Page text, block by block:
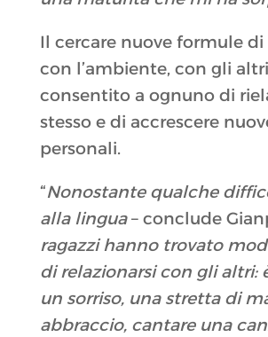
Il cercare nuove formule di
con l’ambiente, con gli
consentito a ognuno di
stesso e di accrescere
personali.
“Nonostante qualche
alla lingua– conclude
ragazzi hanno trovato
di relazionarsi con gli altri:
un sorriso, una stretta di
abbraccio, cantare una